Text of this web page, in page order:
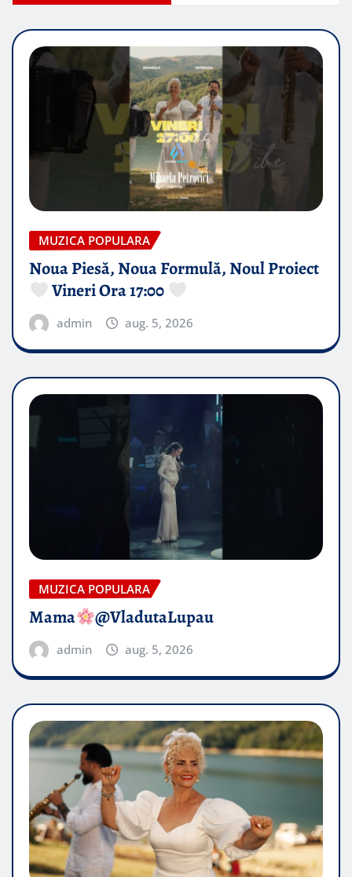
MUZICA POPULARA
Noua Piesă, Noua Formulă, Noul Proiect
Vineri Ora 17:00
admin aug. 5, 2026
MUZICA POPULARA
Mama @VladutaLupau
admin aug. 5, 2026